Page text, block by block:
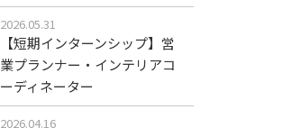
2026.05.31
【短期インターンシップ】営
業プランナー・インテリアコ
ーディネーター
2026.04.16